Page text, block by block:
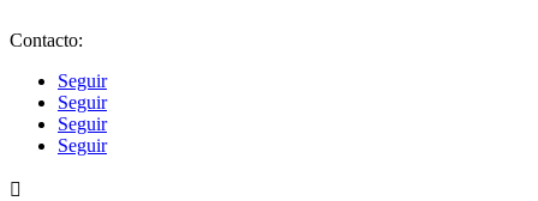
Contacto:
Seguir
Seguir
Seguir
Seguir
